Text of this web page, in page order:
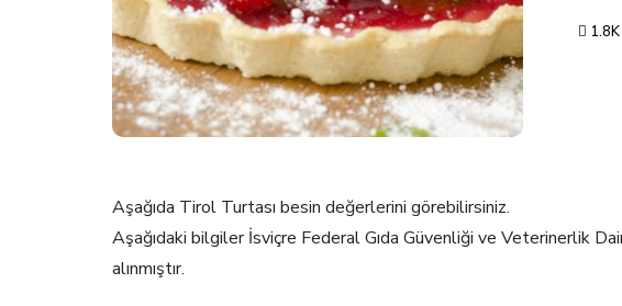
1.8K
Aşağıda Tirol Turtası besin değerlerini görebilirsiniz.
Aşağıdaki bilgiler İsviçre Federal Gıda Güvenliği ve Veterinerlik
alınmıştır.